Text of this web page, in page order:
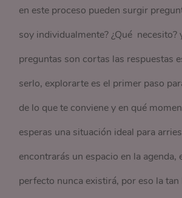
en este proceso pueden surgir
soy individualmente? ¿Qué necesito?
preguntas son cortas las respuestas
serlo, explorarte es el primer paso
de lo que te conviene y en qué
esperas una situación ideal para
encontrarás un espacio en la agenda,
perfecto nunca existirá, por eso la